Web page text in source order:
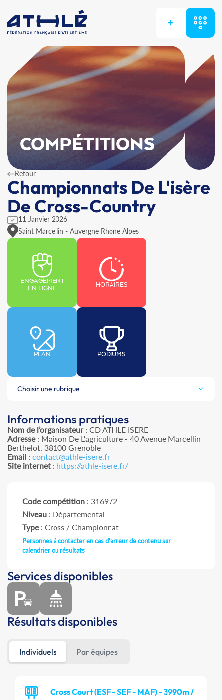
+
COMPÉTITIONS
Retour
Championnats De L'isère
De Cross-Country
11 Janvier 2026
Saint Marcellin - Auvergne Rhone Alpes
ENGAGEMENT
EN LIGNE
HORAIRES
PLAN PODIUMS
Choisir une rubrique
Informations pratiques
Nom de l’organisateur: CD ATHLE ISERE
Adresse: Maison De L'agriculture - 40 Avenue Marcellin
Berthelot, 38100 Grenoble
Email : contact@athle-isere.fr
Site internet : https://athle-isere.fr/
Code compétition : 316972
Niveau : Départemental
Type: Cross / Championnat
Personnes à contacter en cas d'erreur de contenu sur
calendrier ou résultats
Services disponibles
Résultats disponibles
Individuels Par équipes
Cross Court (ESF - SEF - MAF) - 3990m /